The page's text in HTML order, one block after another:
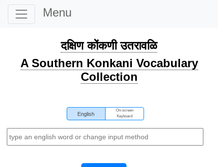
Menu
दक्षिण कोंकणी उतरावळि
A Southern Konkani Vocabulary
Collection
English
On-screen
Keyboard